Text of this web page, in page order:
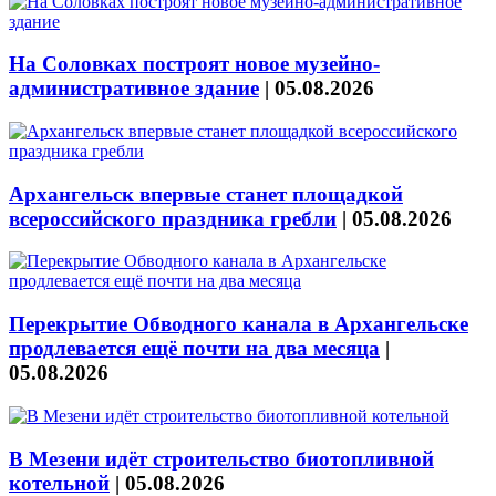
На Соловках построят новое музейно-
административное здание | 05.08.2026
Архангельск впервые станет площадкой
всероссийского праздника гребли | 05.08.2026
Перекрытие Обводного канала в Архангельске
продлевается ещё почти на два месяца |
05.08.2026
В Мезени идёт строительство биотопливной
котельной | 05.08.2026